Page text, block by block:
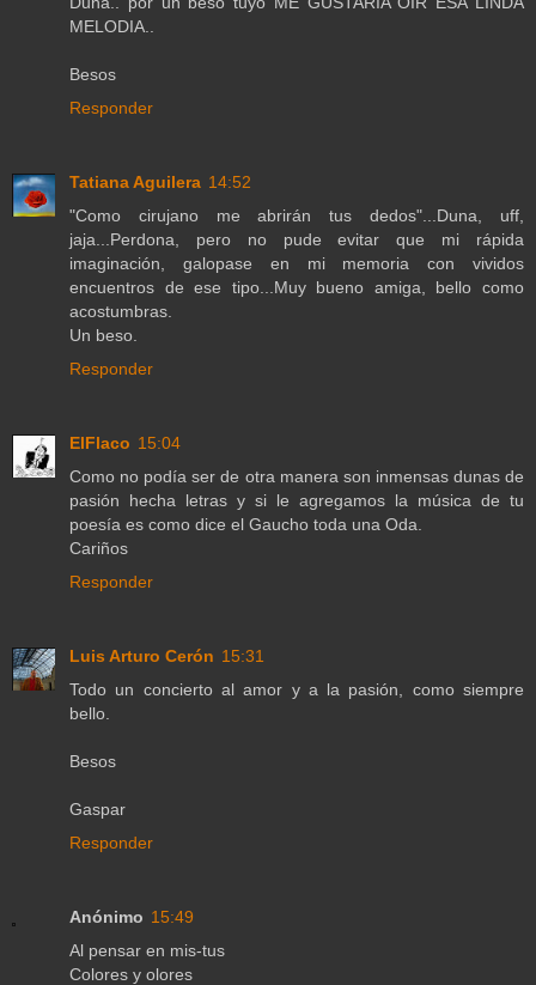
MELODIA..
Besos
Responder
Tatiana Aguilera 14:52
"Como cirujano me abrirán tus dedos"...Duna, uff,
jaja...Perdona, pero no pude evitar que mi rápida
imaginación, galopase en mi memoria con vividos
encuentros de ese tipo...Muy bueno amiga, bello como
acostumbras.
Un beso.
Responder
ElFlaco 15:04
Como no podía ser de otra manera son inmensas dunas de
pasión hecha letras y si le agregamos la música de tu
poesía es como dice el Gaucho toda una Oda.
Cariños
Responder
Luis Arturo Cerón 15:31
Todo un concierto al amor y a la pasión, como siempre
bello.
Besos
Gaspar
Responder
Anónimo 15:49
Al pensar en mis-tus
Colores y olores